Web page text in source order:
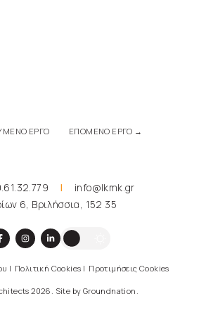
ΕΡΓΟ ΕΠΟΜΕΝΟ ΕΡΓΟ →
|
info@lkmk.gr
6, Βριλήσσια, 152 35
| Πολιτική Cookies | Προτιμήσεις Cookies
2026. Site by Groundnation